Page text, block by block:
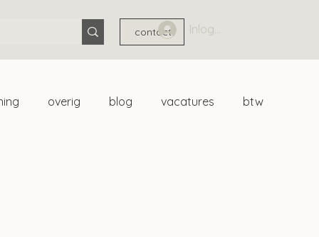
contact Inloggen
overig blog vacatures btw